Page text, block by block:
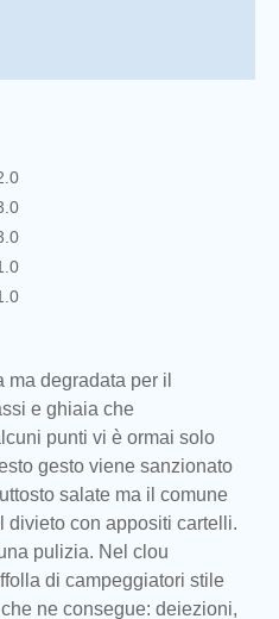
ma degradata per il
e ghiaia che
punti vi è ormai solo
gesto viene sanzionato
salate ma il comune
con appositi cartelli.
pulizia. Nel clou
di campeggiatori stile
ne consegue: deiezioni,